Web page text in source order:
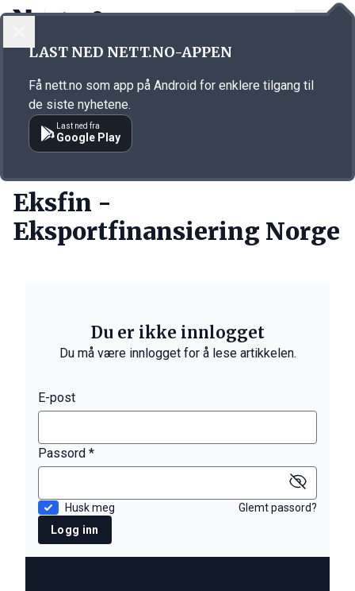
Annonsørinnhold
Eksfin -
Eksportfinansiering Norge
Du er ikke innlogget
Du må være innlogget for å lese artikkelen.
E-post
Passord *
Husk meg
Glemt passord?
Logg inn
LAST NED NETT.NO-APPEN
Få nett.no som app på Android for enklere tilgang til
de siste nyhetene.
Last ned fra
Google Play